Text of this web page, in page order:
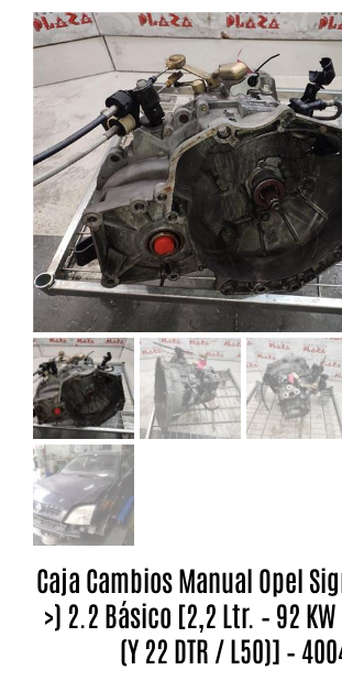
Caja Cambios Manual Opel
>) 2.2 Básico [2,2 Ltr. – 92 KW
(Y 22 DTR / L50)] –